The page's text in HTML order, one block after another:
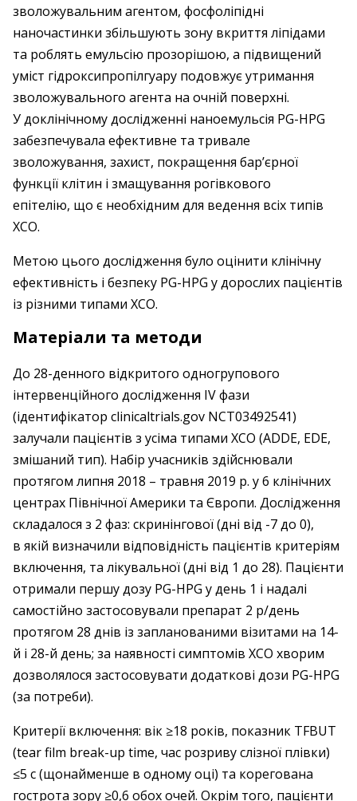
зволожувальним агентом, фосфоліпідні
наночастинки збільшують зону вкриття ліпідами
та роблять емульсію прозорішою, а підвищений
уміст гідроксипропілгуару подовжує утримання
зволожувального агента на очній поверхні.
У доклінічному дослідженні наноемульсія PG-HPG
забезпечувала ефективне та тривале
зволожування, захист, покращення бар’єрної
функції клітин і змащування рогівкового
епітелію, що є необхідним для ведення всіх типів
ХСО.
Метою цього дослідження було оцінити клінічну
ефективність і безпеку PG-HPG у дорослих пацієнтів
із різними типами ХСО.
Матеріали та методи
До 28-денного відкритого одногрупового
інтервенційного дослідження IV фази
(ідентифікатор clinicaltrials.gov NCT03492541)
залучали пацієнтів з усіма типами ХСО (ADDE, EDE,
змішаний тип). Набір учасників здійснювали
протягом липня 2018 – травня 2019 р. у 6 клінічних
центрах Північної Америки та Європи. Дослідження
складалося з 2 фаз: скринінгової (дні від -7 до 0),
в якій визначили відповідність пацієнтів критеріям
включення, та лікувальної (дні від 1 до 28). Пацієнти
отримали першу дозу PG-HPG у день 1 і надалі
самостійно застосовували препарат 2 р/день
протягом 28 днів із запланованими візитами на 14-
й і 28-й день; за наявності симптомів ХСО хворим
дозволялося застосовувати додаткові дози PG-HPG
(за потреби).
Критерії включення: вік ≥18 років, показник TFBUT
(tear film break-up time, час розриву слізної плівки)
≤5 с (щонайменше в одному оці) та корегована
гострота зору ≥0,6 обох очей. Окрім того, пацієнти